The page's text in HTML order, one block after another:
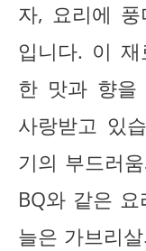
자, 요리에
입니다. 이
한 맛과 향을
사랑받고 있
기의 부드러
BQ와 같은
늘은 가브리